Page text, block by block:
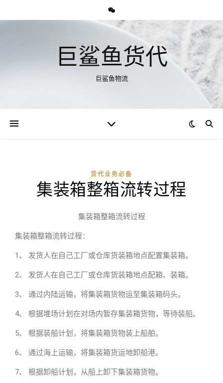
巨鲨鱼货代
巨鲨鱼物流
货代业务必备
集装箱整箱流转过程
集装箱整箱流转过程
集装箱整箱流转过程：
1、 发货人在自己工厂或仓库货装箱地点配置集装箱。
2、 发货人在自己工厂或仓库货装箱地点配箱、装箱。
3、 通过内陆运输，将集装箱货物运至集装箱码头。
4、 根据堆场计划在对场内暂存集装箱货物，等待装船。
5、 根据装船计划，将集装箱货物装上船舶。
6、 通过海上运输，将集装箱货运地卸船港。
7、 根据卸船计划，从船上卸下集装箱货物。